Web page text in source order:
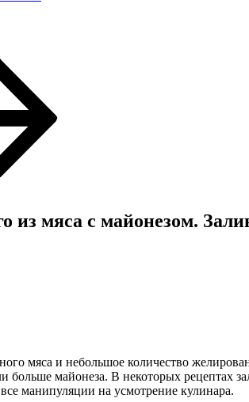
из мяса с майонезом.
мяса и небольшое количество
больше майонеза. В некоторых рецептах
манипуляции на усмотрение кулинара.